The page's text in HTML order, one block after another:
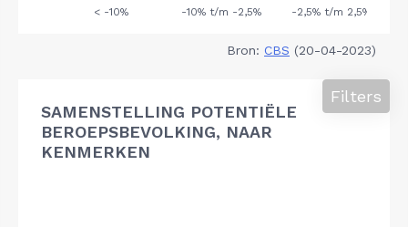
Bron: CBS (20-04-2023)
SAMENSTELLING POTENTIËLE
BEROEPSBEVOLKING, NAAR
KENMERKEN
Filters